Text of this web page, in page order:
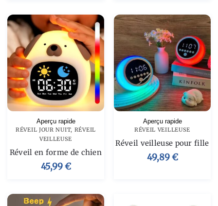
Aperçu rapide
RÉVEIL JOUR NUIT, RÉVEIL
VEILLEUSE
Réveil en forme de chien
45,99€
Aperçu rapide
RÉVEIL VEILLEUSE
Réveil veilleuse pour fille
49,89€